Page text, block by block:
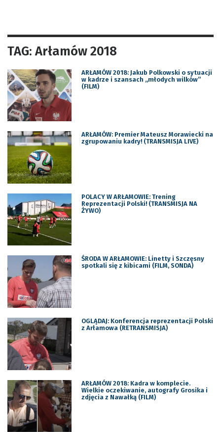
TAG: Arłamów 2018
ARŁAMÓW 2018: Jakub Polkowski o sytuacji
w kadrze i szansach „młodych wilków”
(FILM)
ARŁAMÓW: Premier Mateusz Morawiecki na
zgrupowaniu kadry! (TRANSMISJA LIVE)
POLACY W ARŁAMOWIE: Trening
Reprezentacji Polski! (TRANSMISJA NA
ŻYWO)
ŚRODA W ARŁAMOWIE: Linetty i Szczęsny
spotkali się z kibicami (FILM, SONDA)
OGLĄDAJ: Konferencja reprezentacji Polski
z Arłamowa (RETRANSMISJA)
ARŁAMÓW 2018: Kadra w komplecie.
Wielkie oczekiwanie, autografy Grosika i
zdjęcia z Nawałką (FILM)